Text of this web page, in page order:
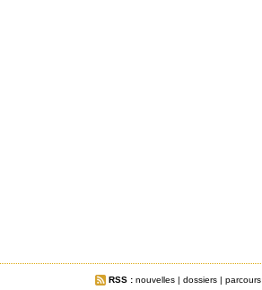
RSS : nouvelles | dossiers | parcours